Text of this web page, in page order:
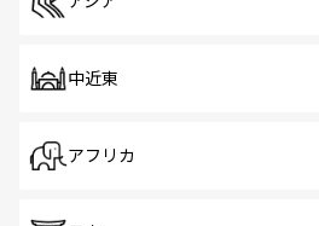
中近東
アフリカ